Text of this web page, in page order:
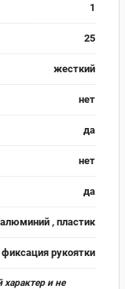
1
25
жесткий
нет
да
нет
да
алюминий , пластик
фиксация рукоятки
и не